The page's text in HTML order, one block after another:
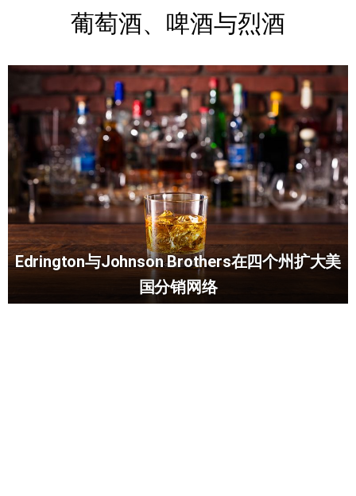
葡萄酒、啤酒与烈酒
Edrington与Johnson Brothers在四个州扩大美
国分销网络